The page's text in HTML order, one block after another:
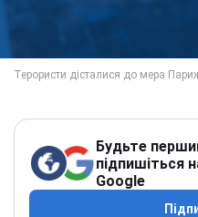
Будьте
підпишіться
Google